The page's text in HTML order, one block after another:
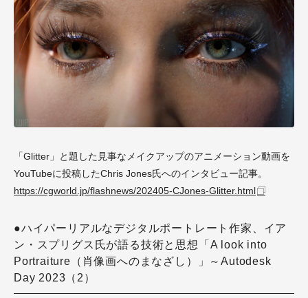
「Glitter」と題した見事なメイクアップのアニメーション動画を
YouTubeに投稿したChris Jones氏へのインタビュー記事。
https://cgworld.jp/flashnews/202405-CJones-Glitter.html
●ハイパーリアルなデジタルポートレート作家、イア
ン・スプリグス氏が語る技術と思想「A look into
Portraiture（肖像画へのまなざし）」～Autodesk
Day 2023（2）